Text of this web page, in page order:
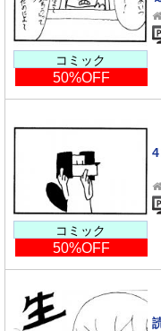
コミック
50%OFF
コミック
50%OFF